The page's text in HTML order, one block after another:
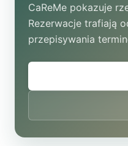
CaReMe pokazuje
Rezerwacje trafiają
przepisywania